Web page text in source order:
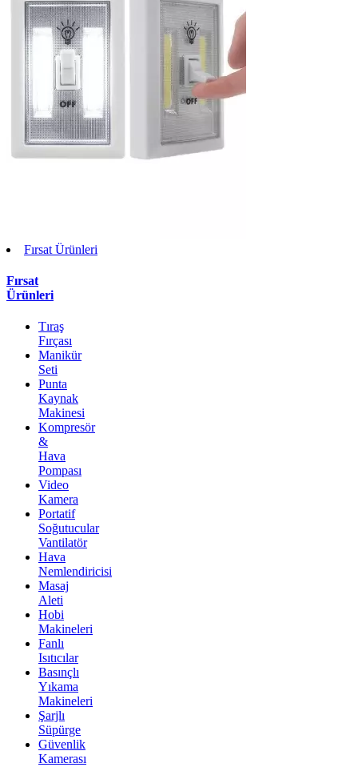
Fırsat Ürünleri
Fırsat
Ürünleri
Tıraş
Fırçası
Manikür
Seti
Punta
Kaynak
Makinesi
Kompresör
&
Hava
Pompası
Video
Kamera
Portatif
Soğutucular
Vantilatör
Hava
Nemlendiricisi
Masaj
Aleti
Hobi
Makineleri
Fanlı
Isıtıcılar
Basınçlı
Yıkama
Makineleri
Şarjlı
Süpürge
Güvenlik
Kamerası